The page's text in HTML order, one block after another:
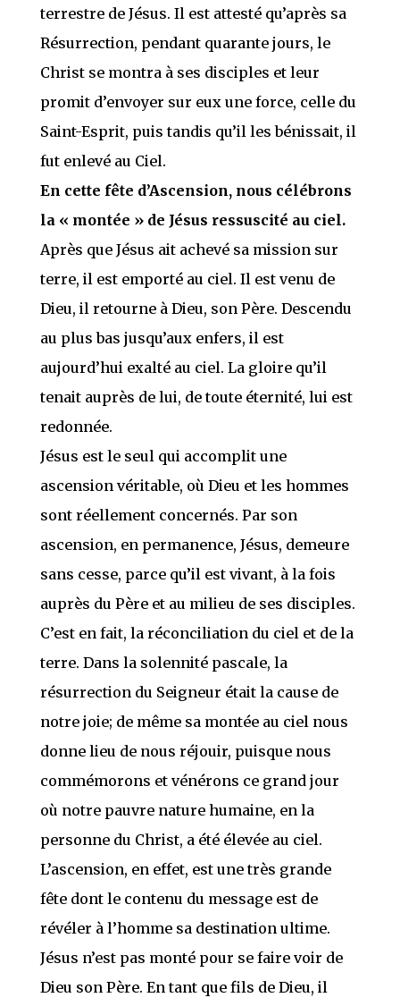
terrestre de Jésus. Il est attesté qu’après sa
Résurrection, pendant quarante jours, le
Christ se montra à ses disciples et leur
promit d’envoyer sur eux une force, celle du
Saint-Esprit, puis tandis qu’il les bénissait, il
fut enlevé au Ciel.
En cette fête d’Ascension, nous célébrons
la « montée » de Jésus ressuscité au ciel.
Après que Jésus ait achevé sa mission sur
terre, il est emporté au ciel. Il est venu de
Dieu, il retourne à Dieu, son Père. Descendu
au plus bas jusqu’aux enfers, il est
aujourd’hui exalté au ciel. La gloire qu’il
tenait auprès de lui, de toute éternité, lui est
redonnée.
Jésus est le seul qui accomplit une
ascension véritable, où Dieu et les hommes
sont réellement concernés. Par son
ascension, en permanence, Jésus, demeure
sans cesse, parce qu’il est vivant, à la fois
auprès du Père et au milieu de ses disciples.
C’est en fait, la réconciliation du ciel et de la
terre. Dans la solennité pascale, la
résurrection du Seigneur était la cause de
notre joie; de même sa montée au ciel nous
donne lieu de nous réjouir, puisque nous
commémorons et vénérons ce grand jour
où notre pauvre nature humaine, en la
personne du Christ, a été élevée au ciel.
L’ascension, en effet, est une très grande
fête dont le contenu du message est de
révéler à l’homme sa destination ultime.
Jésus n’est pas monté pour se faire voir de
Dieu son Père. En tant que fils de Dieu, il